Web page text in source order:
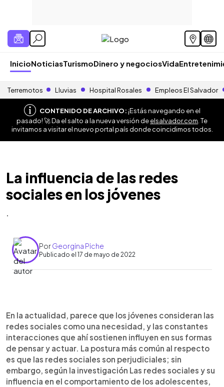
InicioNoticiasTurismoDinero y negociosVida
Terremotos Lluvias Hospital Rosales Empleos El Salvador
CONTENIDO DE ARCHIVO:¡Estás navegando en el
pasado! 🚀 Da el salto a la nueva versión deelsalvador.com . Te
invitamos a visitar el nuevo portal país donde coincidimos todos.
La influencia de las redes
sociales en los jóvenes
.
PorGeorgina Piche
Publicado el 17 de mayo de 2022
► Escuchar artículo
En la actualidad, parece que los jóvenes consideran las
redes sociales como una necesidad, y las constantes
interacciones que ahí sostienen influyen en sus formas
de pensar y actuar. La postura más común al respecto
es que las redes sociales son perjudiciales; sin
embargo, según la investigación Las redes sociales y su
influencia en el comportamiento de los adolescentes,